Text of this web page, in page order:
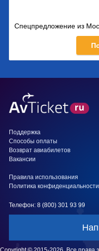
Спецпредложение из
Поддержка
Способы оплаты
Возврат авиабилетов
Вакансии
Правила использования
Политика конфиденциальности
Телефон: 8 (800) 301 93 99